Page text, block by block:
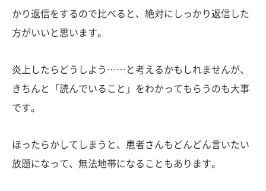
かり返信をするので比べると、絶対にしっかり返信した
方がいいと思います。
炎上したらどうしよう……と考えるかもしれませんが、
きちんと「読んでいること」をわかってもらうのも大事
です。
ほったらかしてしまうと、患者さんもどんどん言いたい
放題になって、無法地帯になることもあります。